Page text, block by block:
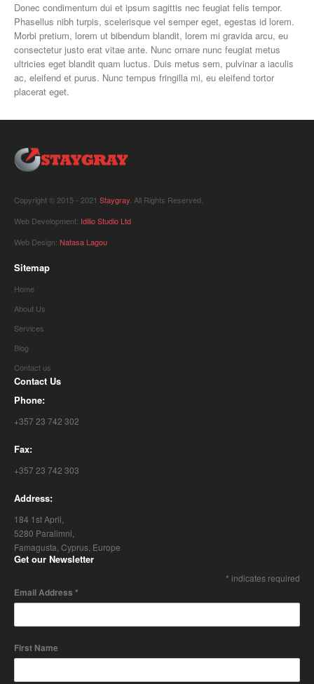
Donec condimentum dui et ipsum sagittis nec feugiat felis tempor.
Phasellus nibh turpis, scelerisque vel semper eget, egestas id lorem.
Morbi pretium, lorem ut bibendum blandit, lorem mi gravida arcu, eu
consectetur justo erat vitae ante. Nunc ornare nunc feugiat metus
ultricies eget blandit quam luctus. Duis metus sem, pulvinar a iaculis
ac, eleifend et purus. Nunc tempus fringilla mi, eu eleifend tortor
placerat eget.
Copyright © 2015 - 2021 Staygray . All Rights Reserved.
Web Development: Idilio Studio Ltd
Web Design: Natasa Lagou
Sitemap
Home
About Us
Services
Blog
Contact us
Contact Us
Phone:
+357 23 742 302
Fax:
+357 23 742 303
Address:
184 1st April,
5280 Paralimni,
Famagusta, Cyprus, Europe
Get our Newsletter
* indicates required
Email Address *
First Name